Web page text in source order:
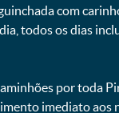
com
todos os dias
por toda
imediato aos